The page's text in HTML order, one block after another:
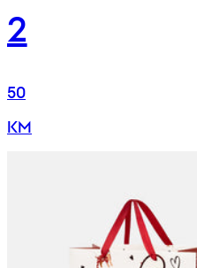
2
50
KM